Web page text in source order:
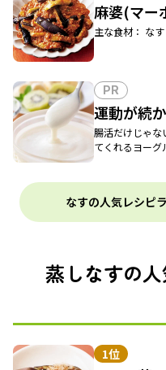
麻婆(マー
主な食材： な
PR
運動が続
腸活だけじゃな
てくれるヨーグ
なすの人気レシピ
蒸しなすの
1位